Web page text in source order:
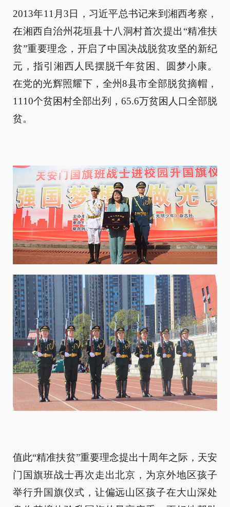
2013年11月3日，习近平总书记来到湘西考察，
在湘西自治州花垣县十八洞村首次提出“精准扶
贫”重要理念，开启了中国决战脱贫攻坚的新纪
元，指引湘西人民摆脱千年贫困、圆梦小康。
在党的光辉照耀下，全州8县市全部脱贫摘帽，
1110个贫困村全部出列，65.6万贫困人口全部脱
贫。
值此“精准扶贫”重要理念提出十周年之际，天安
门国旗班战士再次走出北京，为京外地区孩子
举行升国旗仪式，让偏远山区孩子在大山深处